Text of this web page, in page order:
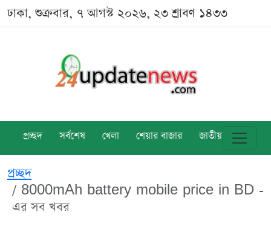
ঢাকা, শুক্রবার, ৭ আগস্ট ২০২৬, ২৩ শ্রাবণ ১৪৩৩
প্রচ্ছদ সর্বশেষ খেলা শেয়ার বাজার জাতীয় বিশ্ব
প্রচ্ছদ
8000mAh battery mobile price in BD -
এর সব খবর